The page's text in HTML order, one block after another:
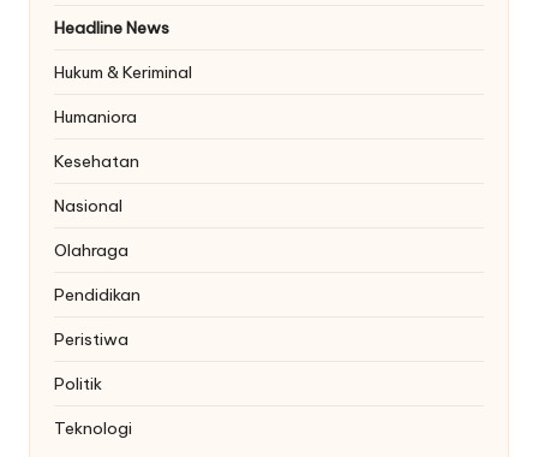
Headline News
Hukum & Keriminal
Humaniora
Kesehatan
Nasional
Olahraga
Pendidikan
Peristiwa
Politik
Teknologi